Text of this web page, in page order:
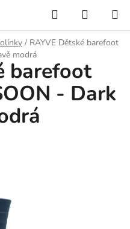
Hledat
KOŠÍK
/ RAYVE Dětské barefoot
modrá
barefoot
- Dark